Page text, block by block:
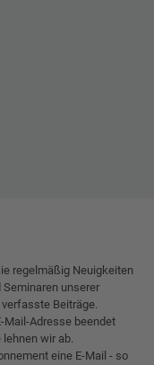
regelmäßig Neuigkeiten
unserer
Beiträge.
Mail-Adresse beendet
wir ab.
eine E-Mail - so